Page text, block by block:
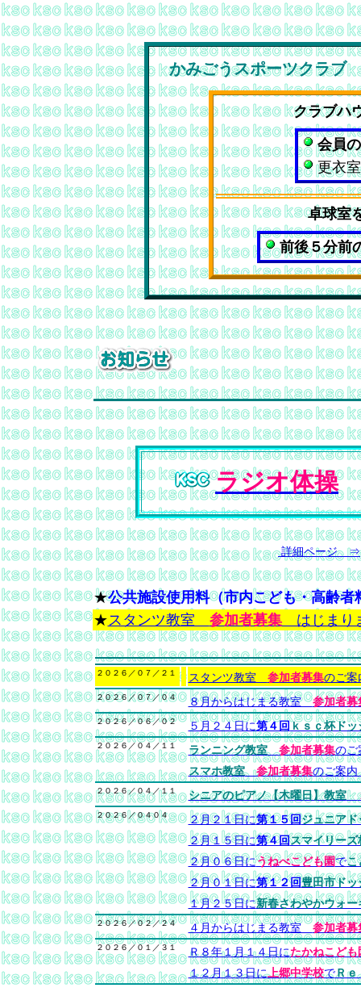
かみごうスポーツクラ
クラブハ
会員
更衣
卓球室
前後５分前
ラジオ体操
詳細ページ ⇒
★公共施設使用料（市内こども・高齢者
★スタンツ教室 参加者募集はじまり
２０２６／０７／２１ スタンツ教室 参加者募集のご
２０２６／０７／０４ ８月からはじまる教室参加者募
２０２６／０６／０２ ５月２４日に第４回 ｋｓｃ杯ド
２０２６／０４／１１ ランニング教室 参加者募集の
スマホ教室
参加者募集のご案
２０２６／０４／１１ シニアのピアノ【木曜日】教室
２０２６／０４０４ ２月２１日に第１５回ジュニアド
２月１５日に第４回スマイリーズ
２月０６日にうねべこども園でこ
２月０１日に第１２回豊田市ド
１月２５日に新春さわやかウォー
２０２６／０２／２４ ４月からはじまる教室 参加者募
２０２６／０１／３１ Ｒ８年１月１４日にたかねこども
１２月１３日に上郷中学校でＲ